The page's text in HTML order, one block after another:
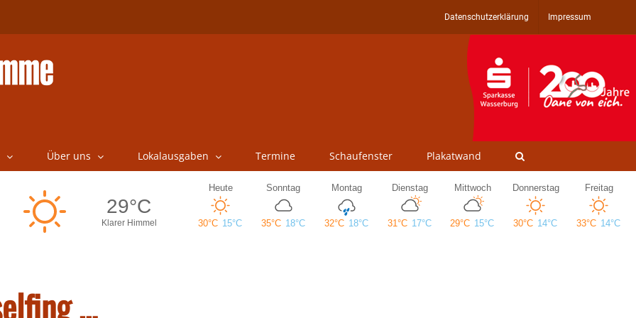
Datenschutzerklärung Impressum
Über uns Lokalausgaben Termine Schaufenster Plakatwand
…